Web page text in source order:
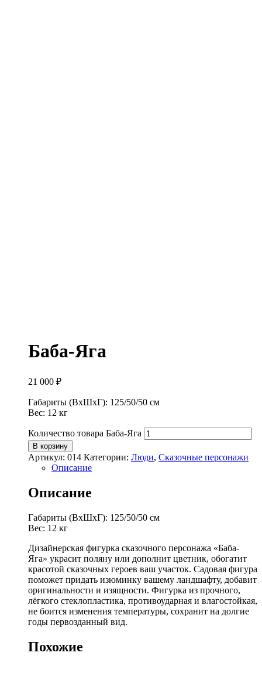
Баба-Яга
21 000 ₽
Габариты (ВхШхГ): 125/50/50 см
Вес: 12 кг
Количество товара Баба-Яга
В корзину
Артикул: 014 Категории: Люди, Сказочные персонажи
Описание
Описание
Габариты (ВхШхГ): 125/50/50 см
Вес: 12 кг
Дизайнерская фигурка сказочного персонажа «Баба-
Яга» украсит поляну или дополнит цветник, обогатит
красотой сказочных героев ваш участок. Садовая фигура
поможет придать изюминку вашему ландшафту, добавит
оригинальности и изящности. Фигурка из прочного,
лёгкого стеклопластика, противоударная и влагостойкая,
не боится изменения температуры, сохранит на долгие
годы первозданный вид.
Похожие